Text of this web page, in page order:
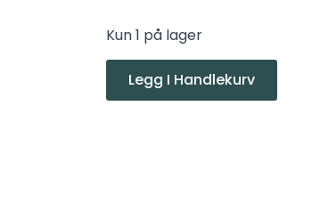
Kun 1 på lager
Legg I Handlekurv